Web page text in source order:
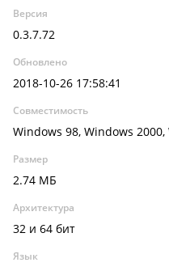
Версия
0.3.7.72
Обновлено
2018-10-26 17:58:41
Совместимость
Windows 98, Windows
Размер
2.74 МБ
Архитектура
32 и 64 бит
Язык